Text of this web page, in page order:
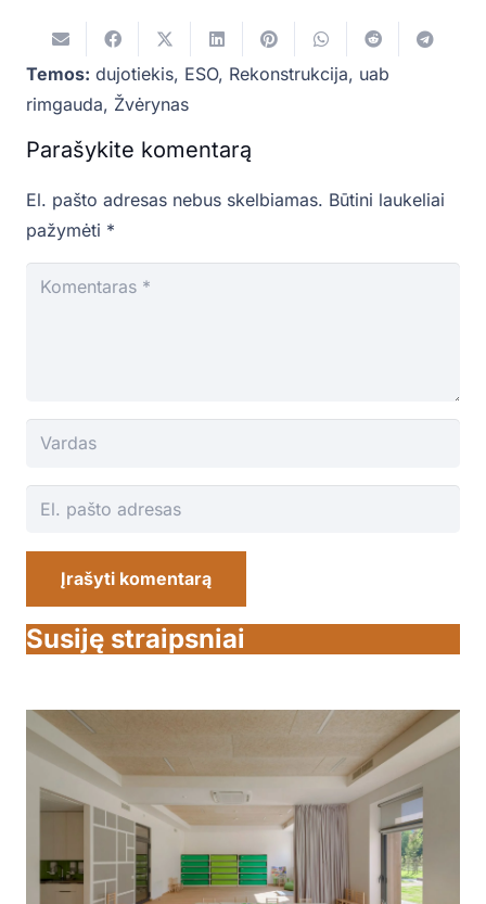
Temos: dujotiekis, ESO, Rekonstrukcija, uab
rimgauda, Žvėrynas
Parašykite komentarą
El. pašto adresas nebus skelbiamas. Būtini laukeliai
pažymėti *
Įrašyti komentarą
Susiję straipsniai